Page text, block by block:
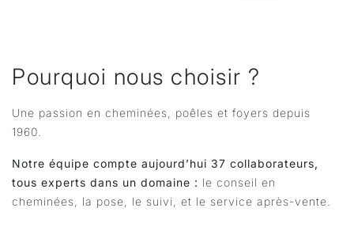
Pourquoi nous choisir ?
Une passion en cheminées, poêles et foyers depuis
1960.
Notre équipe compte aujourd’hui 37 collaborateurs,
tous experts dans un domaine : le conseil en
cheminées, la pose, le suivi, et le service après-vente.